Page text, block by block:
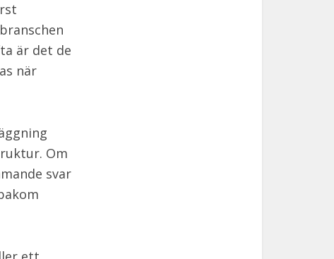
är det de
när
Om
svar